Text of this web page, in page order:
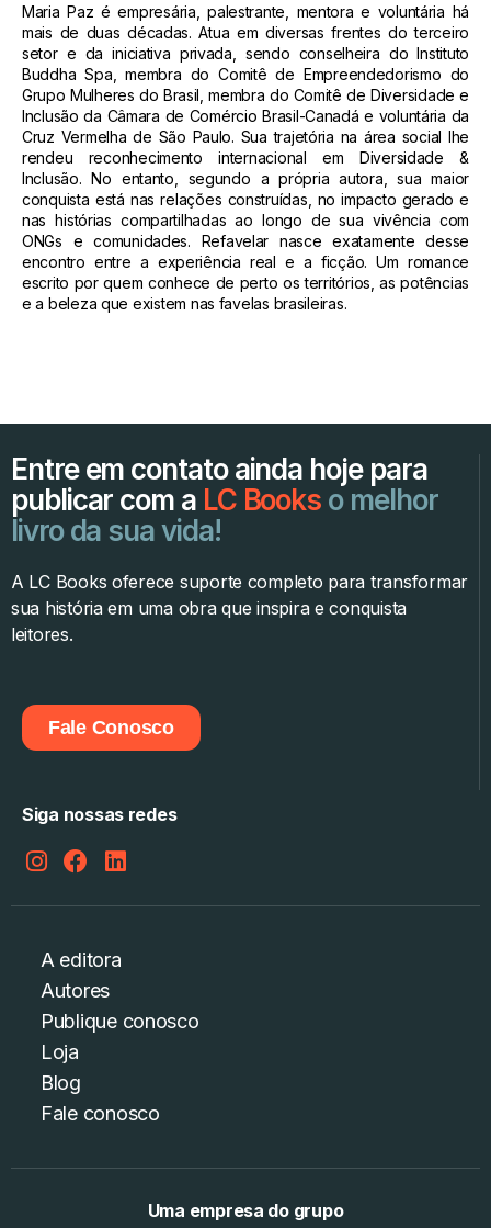
Maria Paz é empresária, palestrante, mentora e voluntária há
mais de duas décadas. Atua em diversas frentes do terceiro
setor e da iniciativa privada, sendo conselheira do Instituto
Buddha Spa, membra do Comitê de Empreendedorismo do
Grupo Mulheres do Brasil, membra do Comitê de Diversidade e
Inclusão da Câmara de Comércio Brasil-Canadá e voluntária da
Cruz Vermelha de São Paulo. Sua trajetória na área social lhe
rendeu reconhecimento internacional em Diversidade &
Inclusão. No entanto, segundo a própria autora, sua maior
conquista está nas relações construídas, no impacto gerado e
nas histórias compartilhadas ao longo de sua vivência com
ONGs e comunidades. Refavelar nasce exatamente desse
encontro entre a experiência real e a ficção. Um romance
escrito por quem conhece de perto os territórios, as potências
e a beleza que existem nas favelas brasileiras.
Entre em contato ainda hoje para
publicar com a LC Books o melhor
livro da sua vida!
A LC Books oferece suporte completo para transformar
sua história em uma obra que inspira e conquista
leitores.
Fale Conosco
Siga nossas redes
A editora
Autores
Publique conosco
Loja
Blog
Fale conosco
Uma empresa do grupo